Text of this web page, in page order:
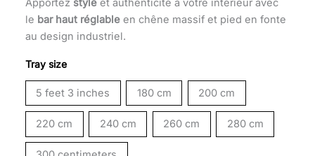
through
Apportez styleet authenticité à votre intérieur avec
le bar haut réglableen chêne massif et pied en fonte
au design industriel.
Tray size
5 feet 3 inches 180 cm 200 cm
220 cm 240 cm 260 cm 280 cm